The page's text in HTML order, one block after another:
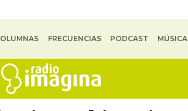
FRECUENCIAS PODCAST MÚSICA